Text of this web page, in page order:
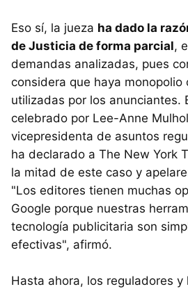
Eso sí, la jueza ha dado la
de Justicia de forma parcial,
demandas analizadas, pues
considera que haya monopolio
utilizadas por los anunciantes.
celebrado por Lee-Anne
vicepresidenta de asuntos
ha declarado a The New York
la mitad de este caso y
"Los editores tienen muchas
Google porque nuestras
tecnología publicitaria son
efectivas", afirmó.
Hasta ahora, los reguladores y